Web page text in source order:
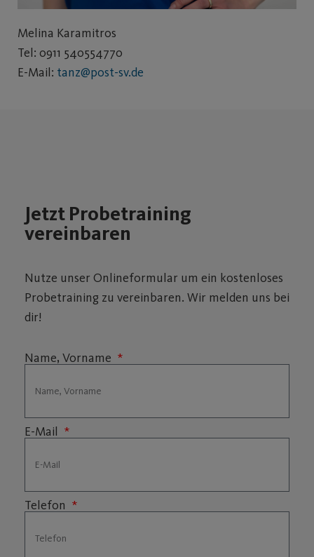
Melina Karamitros
Tel: 0911 540554770
E-Mail: tanz@post-sv.de
Jetzt Probetraining
vereinbaren
Nutze unser Onlineformular um ein kostenloses
Probetraining zu vereinbaren. Wir melden uns bei
dir!
Name, Vorname
E-Mail
Telefon